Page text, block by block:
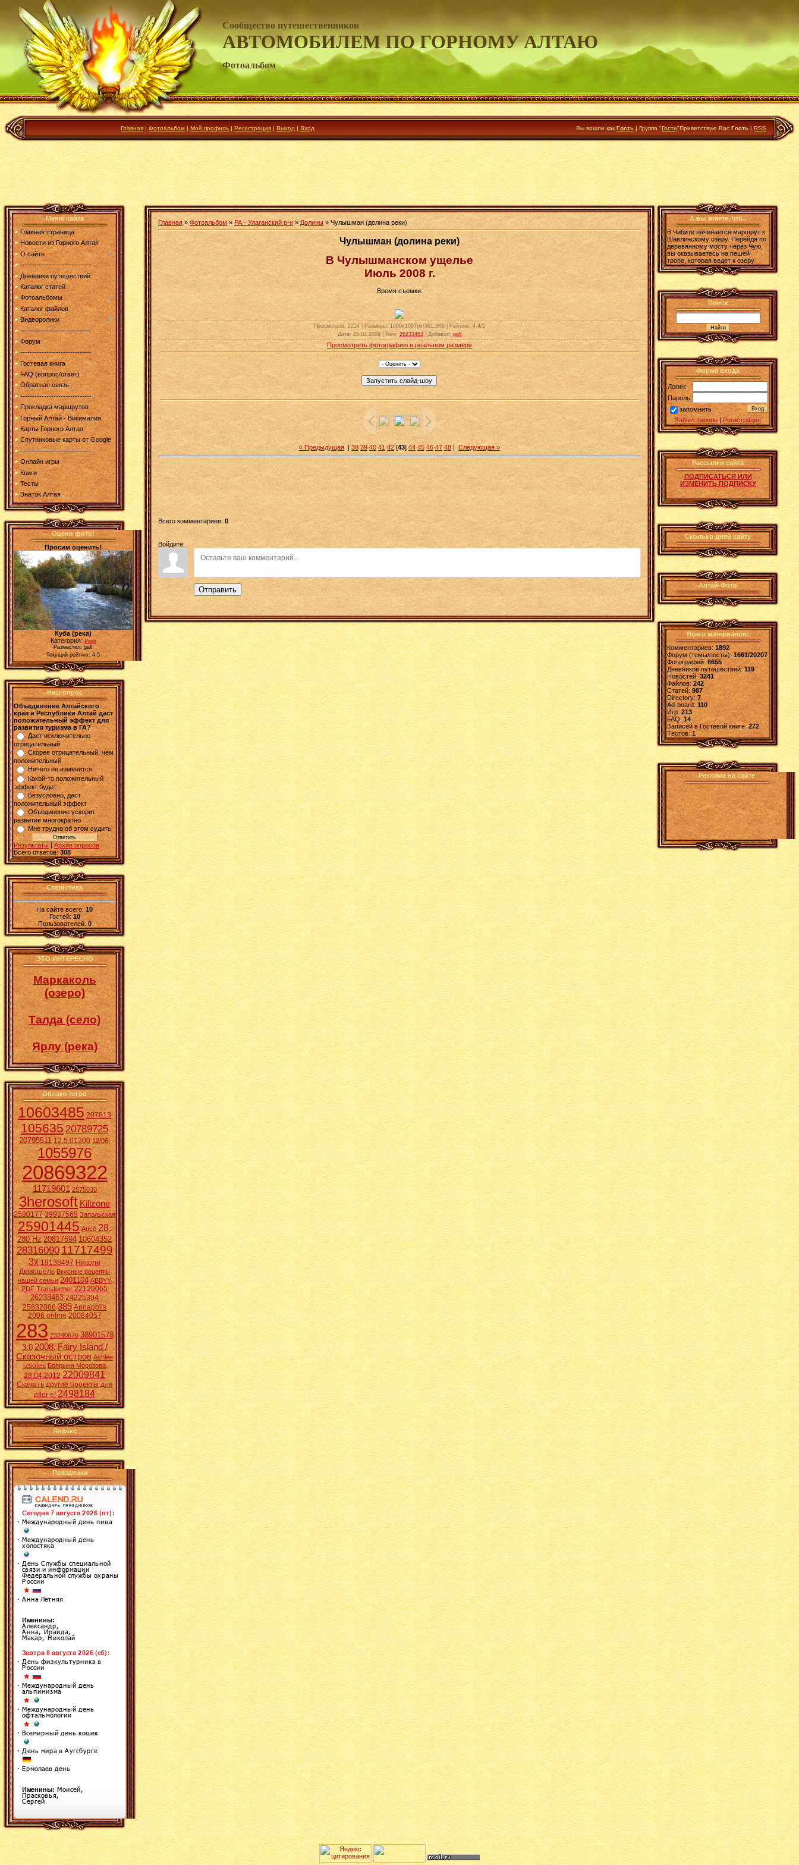
Сообщество путешественников
АВТОМОБИЛЕМ ПО ГОРНОМУ АЛТАЮ
Фотоальбом
Главная | Фотоальбом | Мой профиль | Регистрация | Выход | Вход Вы вошли как Гость | Группа "Гости"Приветствую Вас Гость | RSS
Меню сайта
Главная страница
Новости из Горного Алтая
О сайте
------------------------------
Дневники путешествий
Каталог статей
Фотоальбомы
Каталог файлов
Видеоролики
------------------------------
Форум
------------------------------
Гостевая книга
FAQ (вопрос/ответ)
Обратная связь
------------------------------
Прокладка маршрутов
Горный Алтай - Викимапия
Карты Горного Алтая
Спутниковые карты от Google
------------------------------
Онлайн игры
Книги
Тесты
Знаток Алтая
Оцени фото!
Просим оценить!
Куба (река)
Категория: Реки
Разместил: galt
Текущий рейтинг: 4.5
Наш опрос
Объединение Алтайского
края и Республики Алтай даст
положительный эффект для
развития туризма в ГА?
Даст исключительно
отрицательный
Скорее отрицательный, чем
положительный
Ничего не изменится
Какой-то положительный
эффект будет
Безусловно, даст
положительный эффект
Объединение ускорит
развитие многократно
Мне трудно об этом судить
Результаты| Архив опросов
Всего ответов: 308
Статистика
На сайте всего:10
Гостей: 10
Пользователей: 0
ЭТО ИНТЕРЕСНО
Маркаколь
(озеро)
Талда (село)
Ярлу (река)
Облако тегов
10603485 207813
10563520789725
20795511 12.5.01300 12/06.
1055976
20869322
11719601 2575030
3herosoft Killzone
2590177 39937569 Запольская
25901445 Aucē 28.
280 Hz 20817694 10604352
2831609011717499
3x 19138497 Николя
Дювошель Вкусные рецепты
нашей семьи 2401104 ABBYY
PDF Transformer 22129065
26233463 24225394
25832086 389 Annapolis
2006 online 20084057
283 23240676 38901578
3:0 2008. Fairy Island /
Сказочный остров Ashlee
izsoles Боярыня Морозова
28.04.2012 22009841
Скачать другие проекты для
after ef 2498184
Яндекс
Праздники
Главная » Фотоальбом» РА - Улаганский р-н » Долины » Чулышман (долина реки)
Чулышман (долина реки)
В Чулышманском ущелье
Июль 2008 г.
Время съемки:
Просмотров: 2214 | Размеры: 1600x1067px/361.9Kb | Рейтинг: 4.4/5
Дата: 25.02.2009 | Теги: 26233463| Добавил: galt
Просмотреть фотографию в реальном размере
« Предыдущая | 38 39 40 41 42 [43] 44 45 46 47 48 | Следующая »
Всего комментариев: 0
Войдите:
Отправить
А вы знаете, что..
В Чибите начинается маршрут к
Шавлинскому озеру. Перейдя по
деревянному мосту через Чую,
вы оказываетесь на пешей
тропе, которая ведет к озеру
Поиск
Форма входа
Логин:
Пароль:
запомнить
Забыл пароль | Регистрация
Рассылки сайта
ПОДПИСАТЬСЯ ИЛИ
ИЗМЕНИТЬ ПОДПИСКУ
Сколько дней сайту
Алтай-Фото
Всего материалов:
Комментариев: 1892
Форум (темы/посты):1661/20207
Фотографий:6655
Дневников путешествий:119
Новостей:3241
Файлов: 242
Статей:987
Directory: 7
Ad-board:110
Игр: 213
FAQ:14
Записей в Гостевой книге:272
Tестов: 1
Реклама на сайте